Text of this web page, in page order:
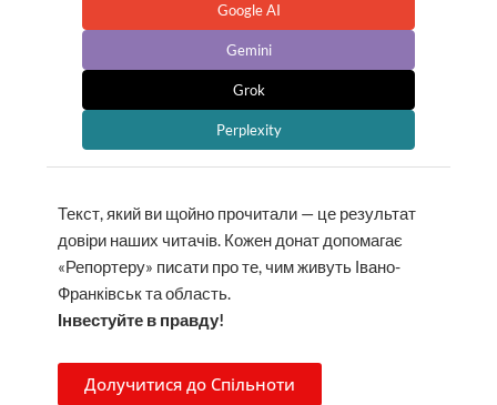
Google AI
Gemini
Grok
Perplexity
Текст, який ви щойно прочитали — це результат
довіри наших читачів. Кожен донат допомагає
«Репортеру» писати про те, чим живуть Івано-
Франківськ та область.
Інвестуйте в правду!
Долучитися до Спільноти